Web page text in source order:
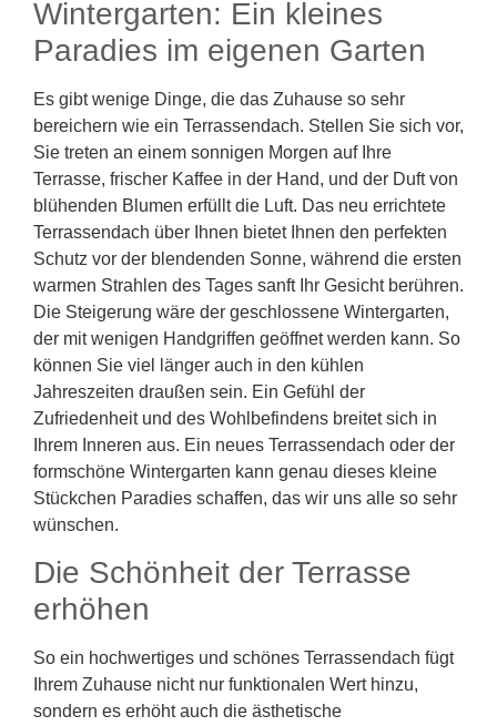
Wintergarten: Ein kleines
Paradies im eigenen Garten
Es gibt wenige Dinge, die das Zuhause so sehr
bereichern wie ein Terrassendach. Stellen Sie sich vor,
Sie treten an einem sonnigen Morgen auf Ihre
Terrasse, frischer Kaffee in der Hand, und der Duft von
blühenden Blumen erfüllt die Luft. Das neu errichtete
Terrassendach über Ihnen bietet Ihnen den perfekten
Schutz vor der blendenden Sonne, während die ersten
warmen Strahlen des Tages sanft Ihr Gesicht berühren.
Die Steigerung wäre der geschlossene Wintergarten,
der mit wenigen Handgriffen geöffnet werden kann. So
können Sie viel länger auch in den kühlen
Jahreszeiten draußen sein. Ein Gefühl der
Zufriedenheit und des Wohlbefindens breitet sich in
Ihrem Inneren aus. Ein neues Terrassendach oder der
formschöne Wintergarten kann genau dieses kleine
Stückchen Paradies schaffen, das wir uns alle so sehr
wünschen.
Die Schönheit der Terrasse
erhöhen
So ein hochwertiges und schönes Terrassendach fügt
Ihrem Zuhause nicht nur funktionalen Wert hinzu,
sondern es erhöht auch die ästhetische